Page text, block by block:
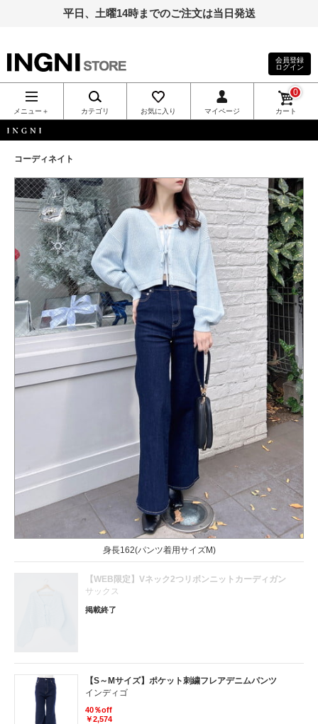
平日、土曜14時までのご注文は当日発送
INGNI（イン
グ）公式通
販｜INGNI
STORE
会員登録
ログイン
メニュー＋ カテゴリ お気に入り マイページ カート
0
コーディネイト
身長162(パンツ着用サイズM)
【WEB限定】Vネック2つリボンニットカーディガン
サックス
掲載終了
【S～Mサイズ】ポケット刺繍フレアデニムパンツ
インディゴ
40％off
￥2,574